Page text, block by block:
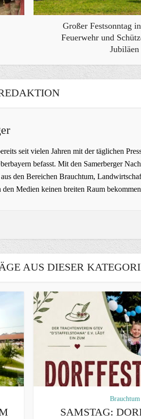
Großer Festsonntag
Feuerwehr und
Jubiläen
seit vielen Jahren mit der täglichen
befasst. Mit den Samerberger
den Bereichen Brauchtum,
Medien keinen breiten Raum
AUS DIESER
Brauchtum
SAMSTAG: